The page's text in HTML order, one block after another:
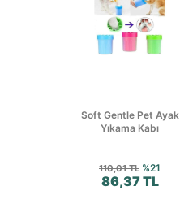
Soft Gentle Pet Ayak
Yıkama Kabı
110,01 TL %21
86,37 TL